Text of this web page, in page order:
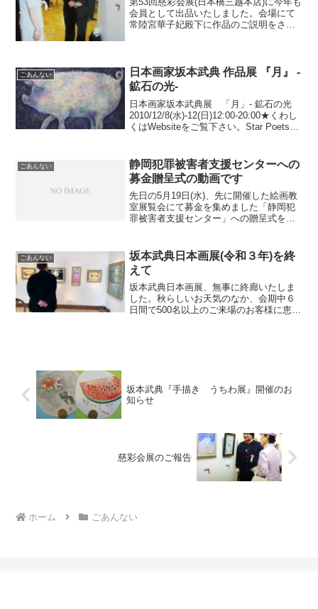
会員として出品いたしました。会場にて
常陸宮華子妃殿下に作品のご説明をさせ
日本橋三...
ごあんない
日本画家坂本武典 作品展 『月』 -
鉱石の光-
日本画家坂本武典展 「月」- 鉱石の光
2010/12/8(水)-12(日)12:00-20:00★くわし
くはWebsiteをご覧下さい。Star Poets
ごあんない
静岡犯罪被害者支援センターへの
募金贈呈式の動画です
先日の5月19日(水)、先に開催した絵画教
室展覧会にて募金を集めました「静岡犯
罪被害者支援センター」への贈呈式を、
がおみえになりました。地元三社の新聞
社をはじめ、SBS...
ごあんない
坂本武典日本画展(令和３年)を終
えて
坂本武典日本画展、無事に終廊いたしま
した。秋らしいお天気のなか、会期中６
日間で500名以上のご来場のお客様に恵ま
坂本武典『手描き うちわ展』開催のお
知らせ
慈彩会展のご報告
ホーム ごあんない